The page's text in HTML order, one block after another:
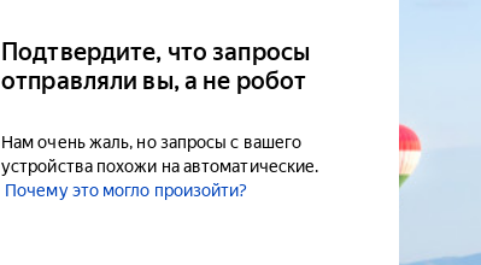
Подтвердите, что запросы
отправляли вы, а не робот
Нам очень жаль, но запросы с вашего
устройства похожи на автоматические.
Почему это могло произойти?